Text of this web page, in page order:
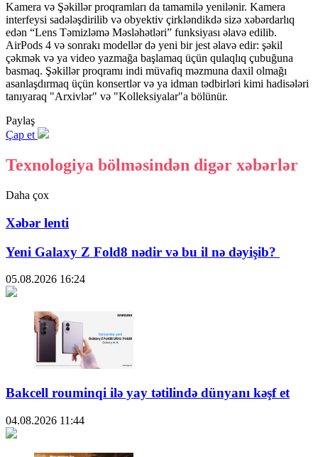
Kamera və Şəkillər proqramları da tamamilə yenilənir. Kamera
interfeysi sadələşdirilib və obyektiv çirkləndikdə sizə xəbərdarlıq
edən “Lens Təmizləmə Məsləhətləri” funksiyası əlavə edilib.
AirPods 4 və sonrakı modellər də yeni bir jest əlavə edir: şəkil
çəkmək və ya video yazmağa başlamaq üçün qulaqlıq çubuğuna
basmaq. Şəkillər proqramı indi müvafiq məzmuna daxil olmağı
asanlaşdırmaq üçün konsertlər və ya idman tədbirləri kimi hadisələri
tanıyaraq "Arxivlər" və "Kolleksiyalar"a bölünür.
Paylaş
Çap et
Texnologiya bölməsindən digər xəbərlər
Daha çox
Xəbər lenti
Yeni Galaxy Z Fold8 nədir və bu il nə dəyişib?
05.08.2026 16:24
Bakcell rouminqi ilə yay tətilində dünyanı kəşf et
04.08.2026 11:44